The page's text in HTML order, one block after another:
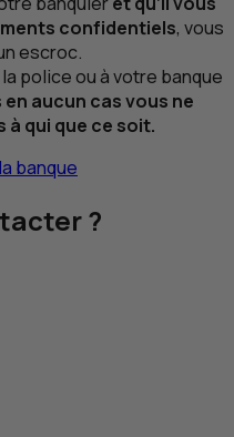
confidentiels, vous
escroc.
police ou à votre banque
en aucun cas vous ne
qui que ce soit.
banque
?